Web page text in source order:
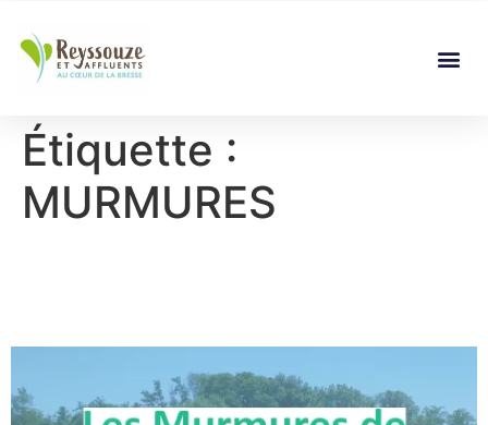
Étiquette :
MURMURES